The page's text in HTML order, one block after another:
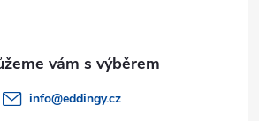
info@eddingy.cz